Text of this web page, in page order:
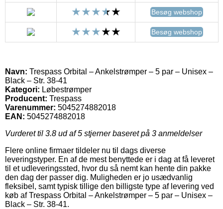
Besøg webshop
Besøg webshop
Navn: Trespass Orbital – Ankelstrømper – 5 par – Unisex –
Black – Str. 38-41
Kategori: Løbestrømper
Producent: Trespass
Varenummer: 5045274882018
EAN: 5045274882018
Vurderet til 3.8 ud af 5 stjerner baseret på 3 anmeldelser
Flere online firmaer tildeler nu til dags diverse
leveringstyper. En af de mest benyttede er i dag at få leveret
til et udleveringssted, hvor du så nemt kan hente din pakke
den dag der passer dig. Muligheden er jo usædvanlig
fleksibel, samt typisk tillige den billigste type af levering ved
køb af Trespass Orbital – Ankelstrømper – 5 par – Unisex –
Black – Str. 38-41.